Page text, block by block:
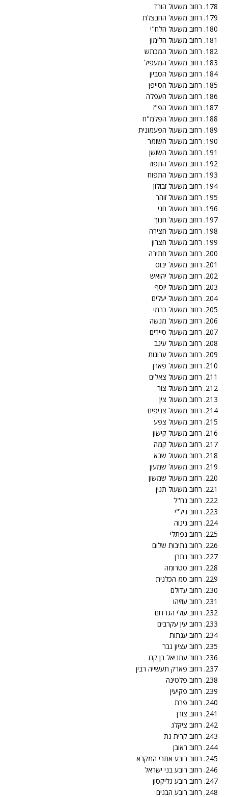
178. רחוב משעול הורד
179. רחוב משעול החבצלת
180. רחוב משעול הלח"י
181. רחוב משעול הלימון
182. רחוב משעול המכתש
183. רחוב משעול המעפיל
184. רחוב משעול הסביון
185. רחוב משעול הסייפן
186. רחוב משעול העפלה
187. רחוב משעול הפ"ז
188. רחוב משעול הפלמ"ח
189. רחוב משעול הפעמונית
190. רחוב משעול השומר
191. רחוב משעול השושן
192. רחוב משעול התפוז
193. רחוב משעול התפוח
194. רחוב משעול זבולון
195. רחוב משעול זוהר
196. רחוב משעול חגי
197. רחוב משעול חנוך
198. רחוב משעול חצירה
199. רחוב משעול חצרון
200. רחוב משעול חתירה
201. רחוב משעול יבוס
202. רחוב משעול יהואש
203. רחוב משעול יוסף
204. רחוב משעול יעלים
205. רחוב משעול כרמי
206. רחוב משעול מנשה
207. רחוב משעול סיירים
208. רחוב משעול עינב
209. רחוב משעול ערוגות
210. רחוב משעול פארן
211. רחוב משעול צאלים
212. רחוב משעול צור
213. רחוב משעול צין
214. רחוב משעול צניפים
215. רחוב משעול צפע
216. רחוב משעול קישון
217. רחוב משעול קמה
218. רחוב משעול שבא
219. רחוב משעול שמעון
220. רחוב משעול שמשון
221. רחוב משעול תנין
222. רחוב נח"ל
223. רחוב ניל"י
224. רחוב נינוה
225. רחוב נפתלי
226. רחוב נתיבות שלום
227. רחוב נתרן
228. רחוב סטרומה
229. רחוב סמ הכלנית
230. רחוב עדולם
231. רחוב עוזיהו
232. רחוב עולי הגרדום
233. רחוב עין עקרבים
234. רחוב ענתות
235. רחוב עציון גבר
236. רחוב עתניאל בן קנז
237. רחוב פארק תעשייה רבין
238. רחוב פלטינה
239. רחוב פקיעין
240. רחוב פרת
241. רחוב צורן
242. רחוב ציקלג
243. רחוב קרית גת
244. רחוב ראובן
245. רחוב רובע אתרי המקרא
246. רחוב רובע בני ישראל
247. רחוב רובע גליקסון
248. רחוב רובע הבנים